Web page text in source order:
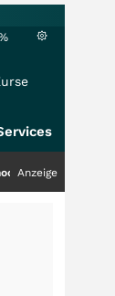
nur die Hälfte der
Anzeige